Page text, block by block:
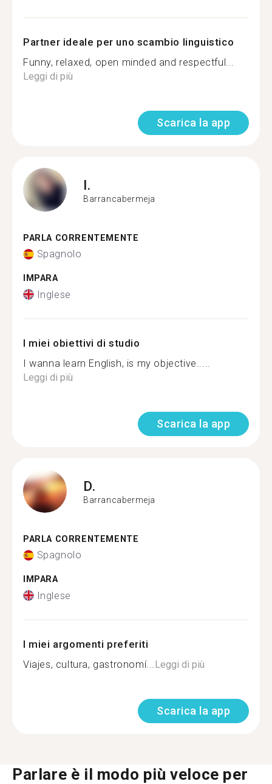
Partner ideale per uno scambio linguistico
Funny, relaxed, open minded and respectful...
Leggi di più
Scarica la app
I.
Barrancabermeja
PARLA CORRENTEMENTE
Spagnolo
IMPARA
Inglese
I miei obiettivi di studio
I wanna learn English, is my objective.....
Leggi di più
Scarica la app
D.
Barrancabermeja
PARLA CORRENTEMENTE
Spagnolo
IMPARA
Inglese
I miei argomenti preferiti
Viajes, cultura, gastronomí... Leggi di più
Scarica la app
Parlare è il modo più veloce per